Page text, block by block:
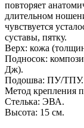
повторяет
длительном
чувствуется
суставы, пятку.
Верх: кожа
Подносок:
Дж).
Подошва: ПУ/ТПУ.
Метод крепления
Стелька: ЭВА.
Высота: 15 см.